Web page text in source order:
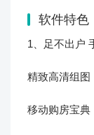
软件特色
1、足不出户
精致高清组图
移动购房宝典